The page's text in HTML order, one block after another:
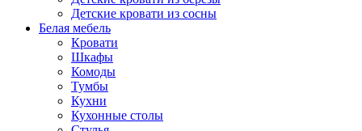
Детские кровати из сосны
Белая мебель
Кровати
Шкафы
Комоды
Тумбы
Кухни
Кухонные столы